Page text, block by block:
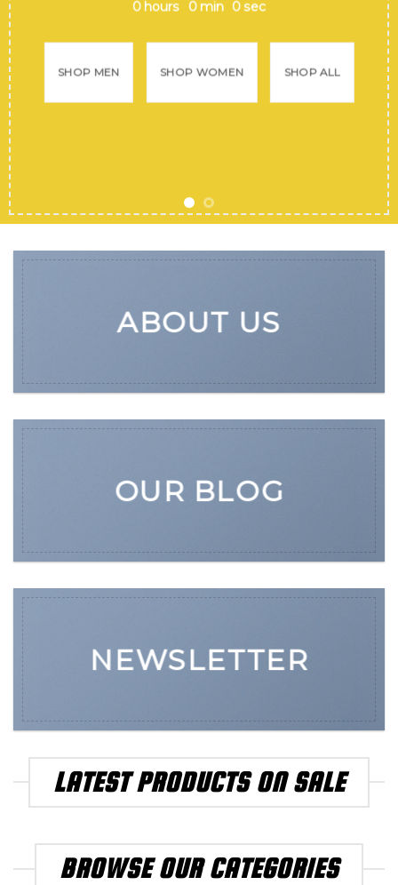
0 hours 0 min 0sec
SHOP MEN SHOP WOMEN SHOP ALL
ABOUT US
OUR BLOG
NEWSLETTER
LATEST PRODUCTS ON SALE
BROWSE OUR CATEGORIES